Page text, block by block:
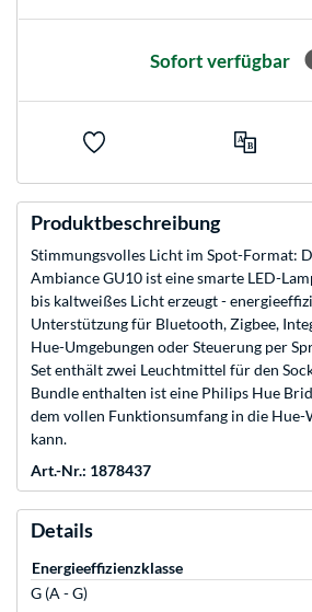
Sofort verfügbar
Produktbeschreibung
Stimmungsvolles Licht im Spot-Format:
Ambiance GU10 ist eine smarte LED-
bis kaltweißes Licht erzeugt -
Unterstützung für Bluetooth, Zigbee,
Hue-Umgebungen oder Steuerung per
Set enthält zwei Leuchtmittel für den
Bundle enthalten ist eine Philips Hue
dem vollen Funktionsumfang in die
kann.
Art.-Nr.: 1878437
Details
Energieeffizienzklasse
G (A - G)